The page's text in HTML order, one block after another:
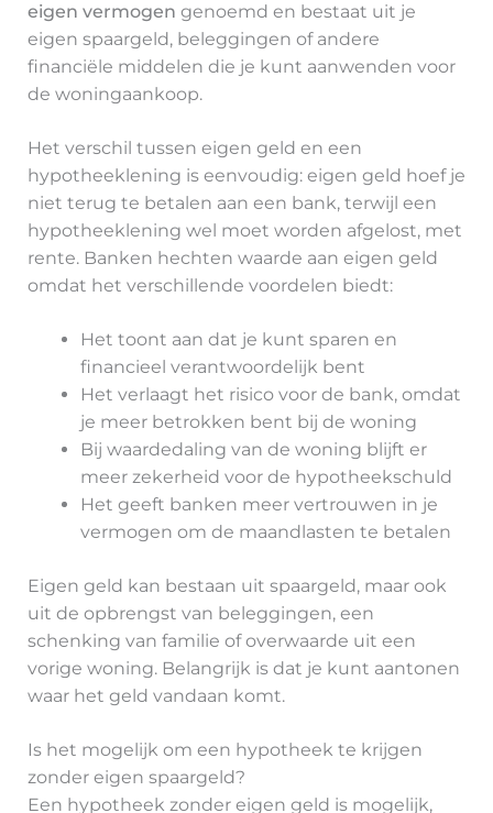
eigen vermogen genoemd en bestaat uit je
eigen spaargeld, beleggingen of andere
financiële middelen die je kunt aanwenden voor
de woningaankoop.
Het verschil tussen eigen geld en een
hypotheeklening is eenvoudig: eigen geld hoef je
niet terug te betalen aan een bank, terwijl een
hypotheeklening wel moet worden afgelost, met
rente. Banken hechten waarde aan eigen geld
omdat het verschillende voordelen biedt:
Het toont aan dat je kunt sparen en
financieel verantwoordelijk bent
Het verlaagt het risico voor de bank, omdat
je meer betrokken bent bij de woning
Bij waardedaling van de woning blijft er
meer zekerheid voor de hypotheekschuld
Het geeft banken meer vertrouwen in je
vermogen om de maandlasten te betalen
Eigen geld kan bestaan uit spaargeld, maar ook
uit de opbrengst van beleggingen, een
schenking van familie of overwaarde uit een
vorige woning. Belangrijk is dat je kunt aantonen
waar het geld vandaan komt.
Is het mogelijk om een hypotheek te krijgen
zonder eigen spaargeld?
Een hypotheek zonder eigen geld is mogelijk,